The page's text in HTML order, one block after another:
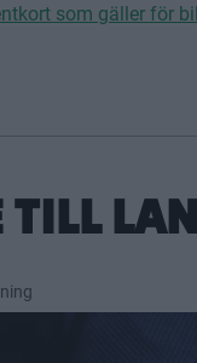
som gäller för
TILL